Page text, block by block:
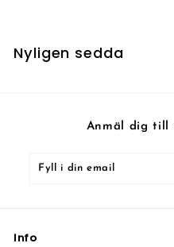
Nyligen sedda
Anmäl dig till
Fyll
email
Prenumerera
Info